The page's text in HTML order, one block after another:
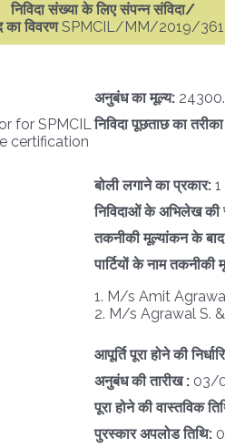
निविदा संख्या के लिए संपन्न संविदा/
का विवरणSPMCIL/MM/2019/
अनुबंध का मूल्य:
for SPMCIL
certification
निविदा पूछताछ का
बोली लगाने का प्रकार:
निविदाओं के अभिलेख की
तकनीकी मूल्यांकन के बाद
पार्टियों के नाम
1. M/s Amit
2. M/s Agrawal S.
आपूर्ति पूरा होने की
अनुबंध की तारीख : 03/
पूरा होने की वास्तविक
पुरस्कार अपलोड तिथि: